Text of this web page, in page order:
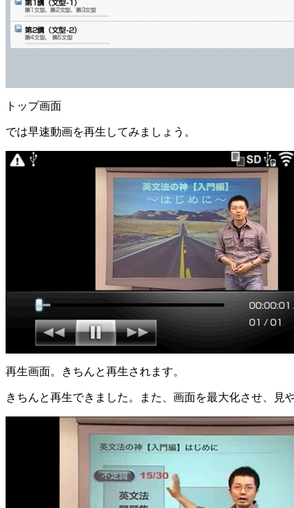
トップ画面
では早速動画を再生してみましょう。
再生画面。きちんと再生されます。
きちんと再生できました。また、画面を最大化させ、見